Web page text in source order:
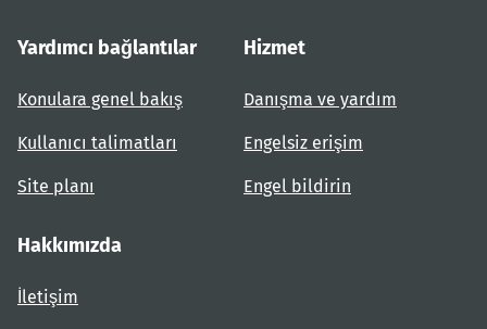
Yardımcı bağlantılar
Konulara genel bakış
Kullanıcı talimatları
Site planı
Hizmet
Danışma ve yardım
Engelsiz erişim
Engel bildirin
Hakkımızda
İletişim